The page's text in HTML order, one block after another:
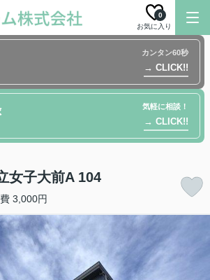
お気に入り
0
カンタン60秒
→ CLICK!!
気軽に相談！
→ CLICK!!
女子大前A 104
3,000円